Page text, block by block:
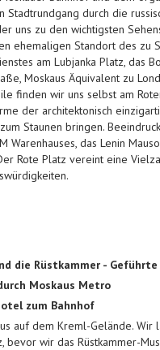
Stadtrundgang durch die
uns zu den wichtigsten
ehemaligen Standort des zu
am Lubjanka Platz, das
Moskaus Äquivalent zu
finden wir uns selbst am
der architektonisch
Staunen bringen.
Warenhauses, das Lenin
Rote Platz vereint eine
die Rüstkammer - Geführte
Moskaus Metro
zum Bahnhof
auf dem Kreml-Gelände. Wir
bevor wir das Rüstkammer-